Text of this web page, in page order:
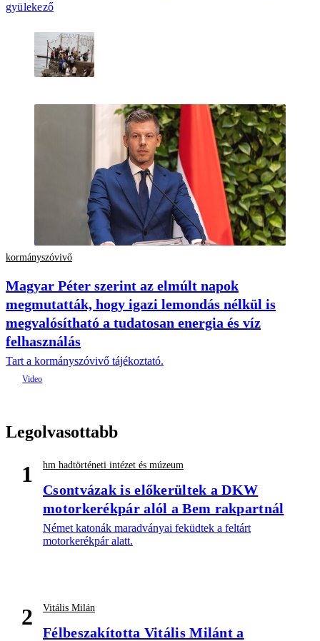
gyülekező
kormányszóvivő
Magyar Péter szerint az elmúlt napok
megmutatták, hogy igazi lemondás nélkül is
megvalósítható a tudatosan energia és víz
felhasználás
Tart a kormányszóvivő tájékoztató.
Legolvasottabb
1 hm hadtörténeti intézet és múzeum
Csontvázak is előkerültek a DKW
motorkerékpár alól a Bem rakpartnál
Német katonák maradványai feküdtek a feltárt
motorkerékpár alatt.
2 Vitális Milán
Félbeszakította Vitális Milánt a